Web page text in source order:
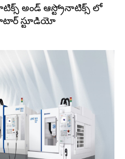
అండ్ ఆస్ట్రోనాటిక్స్ లో
స్టూడియో